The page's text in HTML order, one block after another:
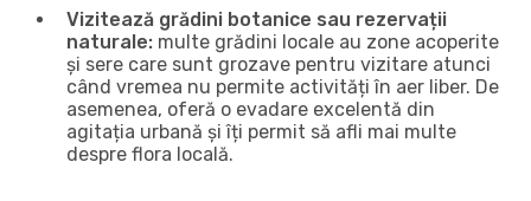
Vizitează grădini botanice sau rezervații
naturale: multe grădini locale au zone acoperite
și sere care sunt grozave pentru vizitare atunci
când vremea nu permite activități în aer liber. De
asemenea, oferă o evadare excelentă din
agitația urbană și îți permit să afli mai multe
despre flora locală.